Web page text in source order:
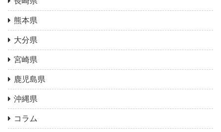
熊本県
大分県
宮崎県
鹿児島県
沖縄県
コラム